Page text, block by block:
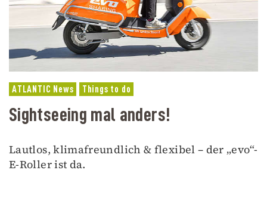
ATLANTIC News Things to do
Sightseeing mal anders!
Lautlos, klimafreundlich & flexibel – der „evo“-
E-Roller ist da.